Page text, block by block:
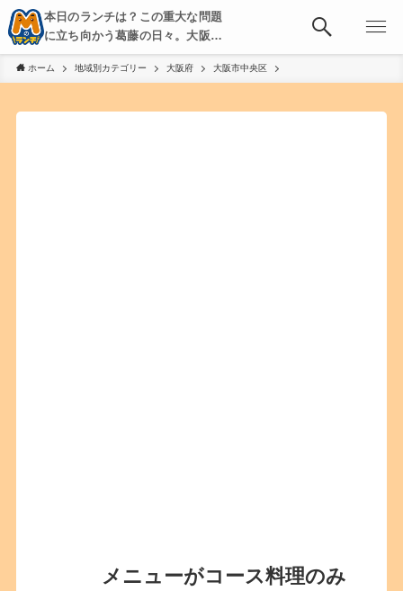
本日のランチは？この重大な問題
に立ち向かう葛藤の日々。大阪・
京都・神戸を中心とした食べ歩
き、飲み歩きを綴る。
ホーム 地域別カテゴリー 大阪府 大阪市中央区
メニューがコース料理のみ